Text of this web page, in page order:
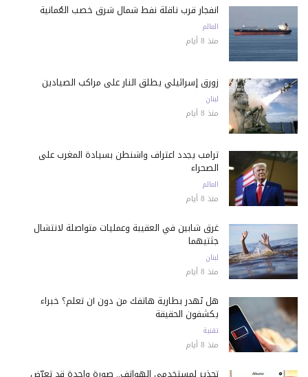
انفجار قرب ناقلة نفط شمال شرق خصب العُمانية
العالم
منذ 8 أيام
زورق إسرائيلي يطلق النار على مراكب الصيادين
لبنان
منذ 8 أيام
ترامب يجدد اعتراف واشنطن بسيادة المغرب على
الصحراء
العالم
منذ 8 أيام
غرق شابين في العقيبة وعمليات متواصلة لانتشال
جثتيهما
لبنان
منذ 8 أيام
هل تُهدر بطارية هاتفك من دون أن تعلم؟ خبراء
يكشفون الحقيقة
تقنية
منذ 8 أيام